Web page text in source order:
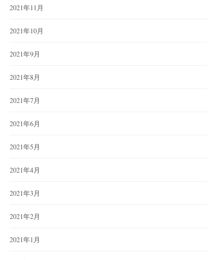
2021年11月
2021年10月
2021年9月
2021年8月
2021年7月
2021年6月
2021年5月
2021年4月
2021年3月
2021年2月
2021年1月